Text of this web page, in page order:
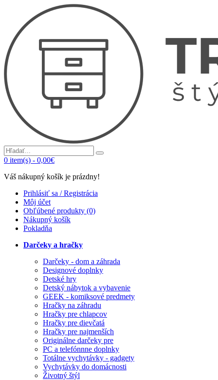
0 item(s) - 0,00€
Váš nákupný košík je prázdny!
Prihlásiť sa / Registrácia
Môj účet
Obľúbené produkty (0)
Nákupný košík
Pokladňa
Darčeky a hračky
Darčeky - dom a záhrada
Designové doplnky
Detské hry
Detský nábytok a vybavenie
GEEK - komiksové predmety
Hračky na záhradu
Hračky pre chlapcov
Hračky pre dievčatá
Hračky pre najmenších
Originálne darčeky pre
PC a telefónnne doplnky
Totálne vychytávky - gadgety
Vychytávky do domácnosti
Životný štýl